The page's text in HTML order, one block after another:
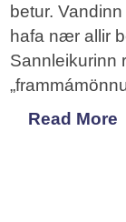
betur.
hafa nær allir
Sannleikurinn
Read More